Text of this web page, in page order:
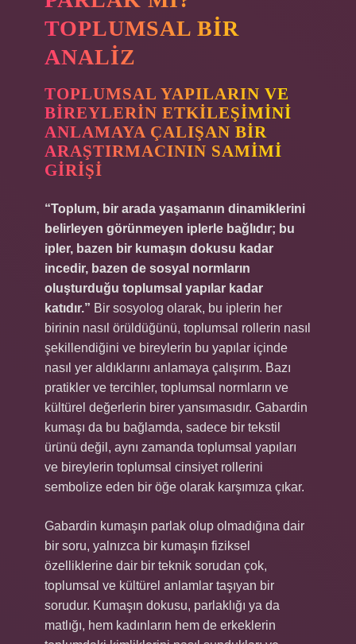
TOPLUMSAL BIR
ANALIZ
TOPLUMSAL YAPILARIN VE
BIREYLERIN ETKILEŞIMINI
ANLAMAYA ÇALIŞAN BIR
ARAŞTIRMACININ SAMIMI
GIRIŞI
“Toplum, bir arada yaşamanın dinamiklerini
belirleyen görünmeyen iplerle bağlıdır; bu
ipler, bazen bir kumaşın dokusu kadar
incedir, bazen de sosyal normların
oluşturduğu toplumsal yapılar kadar
katıdır.” Bir sosyolog olarak, bu iplerin her
birinin nasıl örüldüğünü, toplumsal rollerin nasıl
şekillendiğini ve bireylerin bu yapılar içinde
nasıl yer aldıklarını anlamaya çalışırım. Bazı
pratikler ve tercihler, toplumsal normların ve
kültürel değerlerin birer yansımasıdır. Gabardin
kumaşı da bu bağlamda, sadece bir tekstil
ürünü değil, aynı zamanda toplumsal yapıları
ve bireylerin toplumsal cinsiyet rollerini
sembolize eden bir öğe olarak karşımıza çıkar.
Gabardin kumaşın parlak olup olmadığına dair
bir soru, yalnızca bir kumaşın fiziksel
özelliklerine dair bir teknik sorudan çok,
toplumsal ve kültürel anlamlar taşıyan bir
sorudur. Kumaşın dokusu, parlaklığı ya da
matlığı, hem kadınların hem de erkeklerin